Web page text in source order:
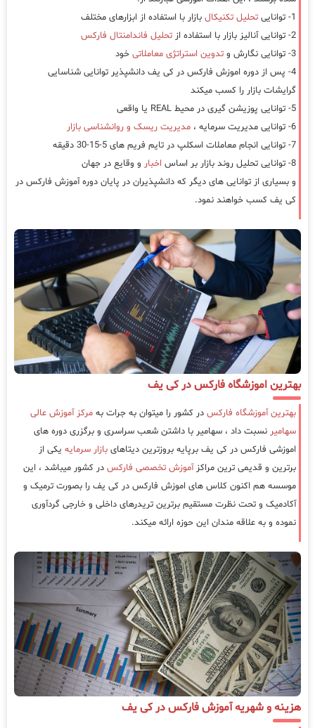
1- توانایی
تحلیل تکنیکال بازار با استفاده از ابزارهای مختلف
2- توانایی آنالیز بازار با استفاده از
تحلیل فاندامنتال فارکس
3- توانایی نگارش و
تدوین استراتژی معاملاتی خود
4- پس از دوره اموزش فارکس در کی یف دانشپذیر توانایی شناسایی
گرایشات بازار را کسب میکند
5- توانایی پوزیشن گیری در محیط REAL یا واقعی
6- توانایی مدیریت سرمایه ،
مدیریت ریسک و روانشناسی بازار
7- توانایی انجام معاملات اسکلپ در تایم فریم های 5-15-30 دقیقه
8- توانایی تحلیل روند بازار بر اساس
اخبار و وقایع در جهان
و بسیاری از توانایی های دیگر که دانشپذیران در پایان دوره آموزش فارکس در
کی یف کسب خواهند نمود.
بهترین اموزشگاه فارکس در کی یف
بهترین آموزشگاه فارکس در کشور را میتوان به جرات به مرکز آموزش عالی
سهامیر نسبت داد ، سهامیر با داشتن شعب سراسری و برگزری دوره های
اموزشی فارکس در کی یف برپایه بروزترین دیتاهای بازار سرمایه یکی از
برترین و قدیمی ترین مراکزآموزش تخصصی فارکس در کشور میباشد ، این
موسسه هم اکنون کلاس های اموزش فارکس در کی یف را بصورت ترمیک و
آکادمیک و تحت نظرت مستقیم برترین تریدرهای داخلی و خارجی گردآوری
نموده و به علاقه مندان این حوزه ارائه میکند.
هزینه و شهریه آموزش فارکس در کی یف